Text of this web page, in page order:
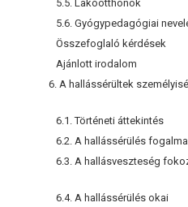
5.5. Lakóotthonok
Összefoglaló kérdések
Ajánlott irodalom
6.1. Történeti áttekintés
6.2. A hallássérülés fogalma
6.4. A hallássérülés okai